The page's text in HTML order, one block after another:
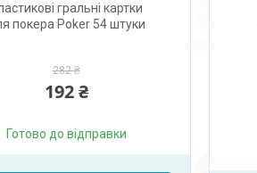
гральні картки
покера Poker 54 штуки
282 ₴
192 ₴
Готово до відправки